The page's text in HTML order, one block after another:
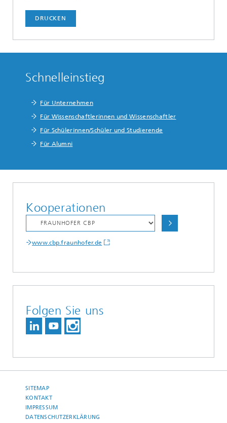
DRUCKEN
Schnelleinstieg
Für Unternehmen
Für Wissenschaftlerinnen und Wissenschaftler
Für Schülerinnen/Schüler und Studierende
Für Alumni
Kooperationen
www.cbp.fraunhofer.de
Folgen Sie uns
SITEMAP
KONTAKT
IMPRESSUM
DATENSCHUTZERKLÄRUNG